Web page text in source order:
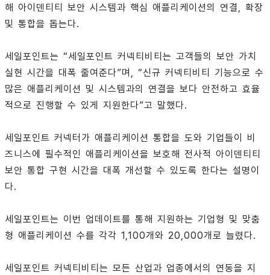
해 아이덴티티 보안 시스템과 핵심 애플리케이션의 연결, 확장
및 통합을 돕는다.
세일포인트는 “세일포인트 커넥티비티는 고객들의 보안 가치
실현 시간을 대폭 줄여준다”며, “신규 커넥티비티 기능으로 수
많은 애플리케이션 및 시스템과의 연결을 보다 안전하고 효율
적으로 진행할 수 있게 지원한다”고 말했다.
세일포인트 커넥터가 애플리케이션 통합을 도와 기업들이 비
즈니스에 필수적인 애플리케이션을 보호해 전사적 아이덴티티
보안 통합 구현 시간을 대폭 개선할 수 있도록 한다는 설명이
다.
세일포인트는 이번 업데이트를 통해 지원하는 기업형 및 맞춤
형 애플리케이션 수를 각각 1,100개와 20,000개로 늘렸다.
세일포인트 커넥티비티는 모든 산업과 업종에서의 연동을 지